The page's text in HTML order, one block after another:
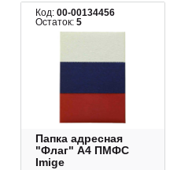
Код:00-00134456
Остаток:5
Папка адресная
"Флаг" А4 ПМФС
Imige